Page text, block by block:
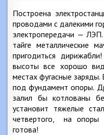
Построена
проводами с далекими
электропередачи —
тайге металлические
пригодиться
высоты все хорошо
местах фугасные
под фундамент опоры.
залил бы котлованы
установит тяжелые
четвертого, на
готова!